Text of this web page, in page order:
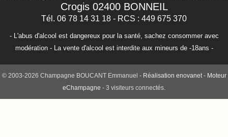
Crogis 02400 BONNEIL
Tél. 06 78 14 31 18 - RCS : 449 675 370
- L'abus d'alcool est dangereux pour la santé, sachez consommer avec
modération - La vente d'alcool est interdite aux mineurs de -18ans -
© 2003-2026 Champagne BOUCANT Emmanuel - Réalisation enovanet- Moteur
eChampagne - 3 visiteurs connectés.